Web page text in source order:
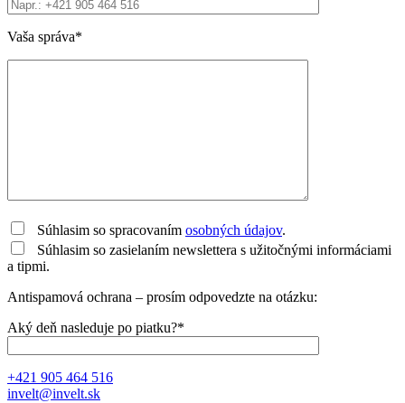
Vaša správa*
Súhlasim so spracovaním osobných údajov.
Súhlasim so zasielaním newslettera s užitočnými informáciami
a tipmi.
Antispamová ochrana – prosím odpovedzte na otázku:
Aký deň nasleduje po piatku?*
+421 905 464 516
invelt@invelt.sk